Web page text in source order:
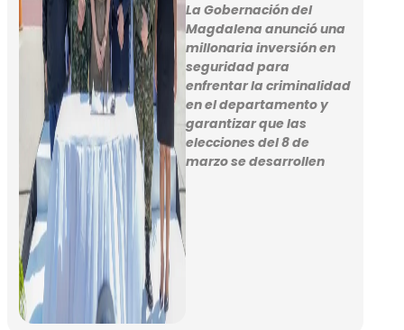
La Gobernación del
Magdalena anunció una
millonaria inversión en
seguridad para
enfrentar la criminalidad
en el departamento y
garantizar que las
elecciones del 8 de
marzo se desarrollen